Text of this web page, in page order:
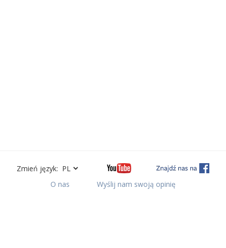
Zmień język:
O nas
Wyślij nam swoją opinię